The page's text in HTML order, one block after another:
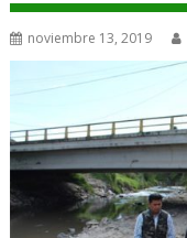
noviembre 13, 2019